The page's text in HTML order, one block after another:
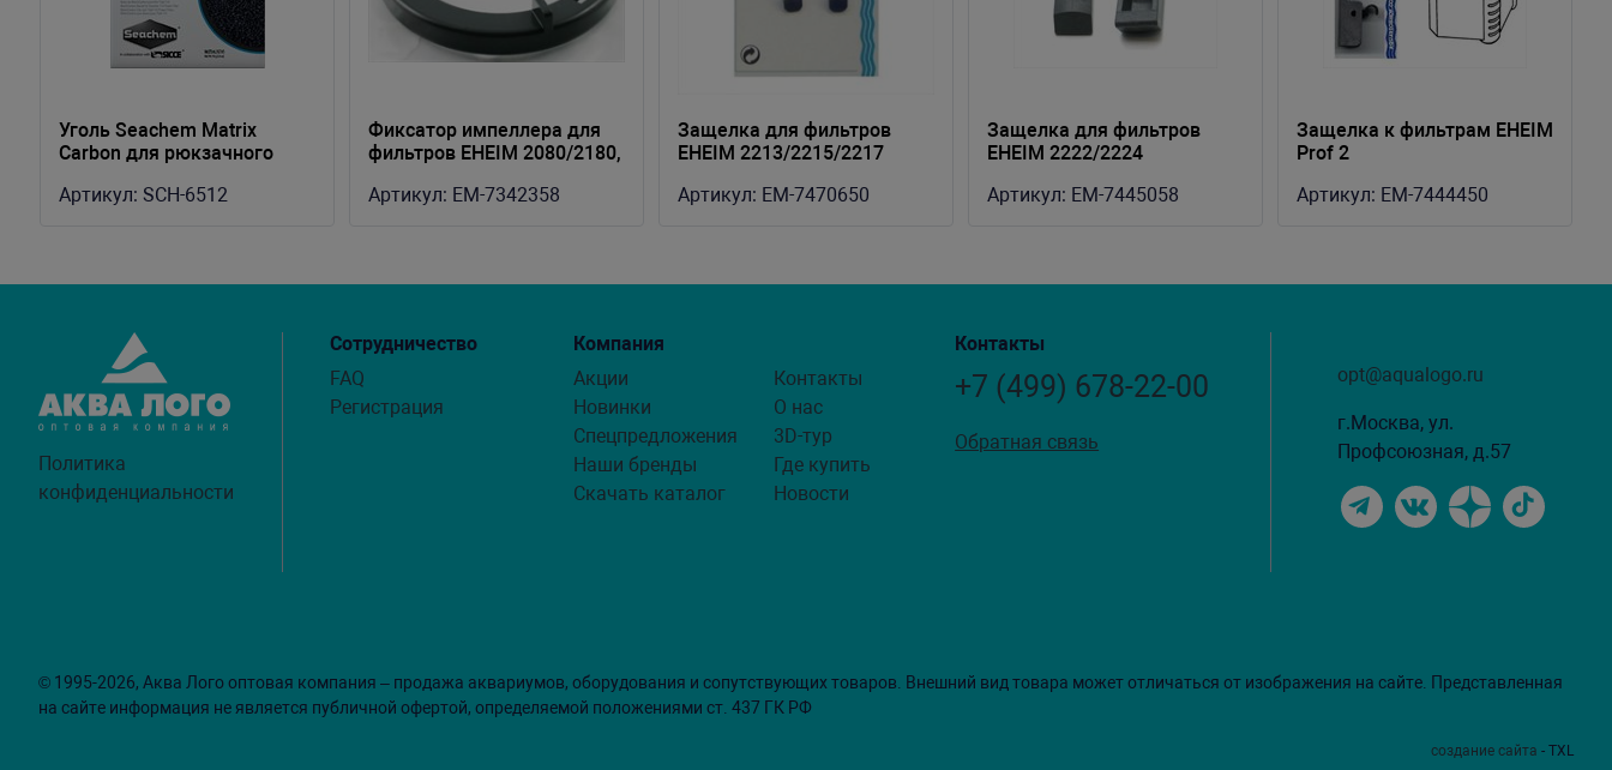
Уголь Seachem Matrix
Carbon для рюкзачного
Артикул: SCH-6512
Фиксатор импеллера для
фильтров EHEIM 2080/2180,
Артикул: EM-7342358
Защелка для фильтров
EHEIM 2213/2215/2217
Артикул: EM-7470650
Защелка для фильтров
EHEIM 2222/2224
Артикул: EM-7445058
Защелка к фильтрам EHEIM
Prof 2
Артикул: EM-7444450
Политика
конфиденциальности
Сотрудничество
FAQ
Регистрация
Компания
Акции
Новинки
Спецпредложения
Наши бренды
Скачать каталог
Контакты
О нас
3D-тур
Где купить
Новости
Контакты
+7 (499) 678-22-00
Обратная связь
opt@aqualogo.ru
г.Москва, ул.
Профсоюзная, д.57
© 1995-2026, Аква Лого оптовая компания – продажа аквариумов, оборудования и сопутствующих товаров. Внешний вид товара может отличаться от изображения на сайте. Представленная
на сайте информация не является публичной офертой, определяемой положениями ст. 437 ГК РФ
создание сайта - TXL